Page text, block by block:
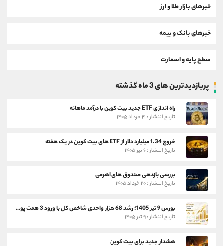
خبرهای بازار طلا و ارز
خبرهای بانک و بیمه
سطح پایه و اسمارت
پربازدیدترین های 3 ماه گذشته
راه اندازی ETF جدید بیت کوین با درآمد ماهانه
تاریخ انتشار : ۲۱ خرداد ۱۴۰۵
خروج 1.34 میلیارد دلار از ETF های بیت کوین در یک هفته
تاریخ انتشار : ۶ تیر ۱۴۰۵
بررسی بازدهی صندوق های اهرمی
تاریخ انتشار : ۲۰ خرداد ۱۴۰۵
بورس 9 تیر 1405؛ رشد 68 هزار واحدی شاخص کل با ورود 3 همت پول حقیقی
تاریخ انتشار : ۹ تیر ۱۴۰۵
هشدار جدید برای بیت کوین